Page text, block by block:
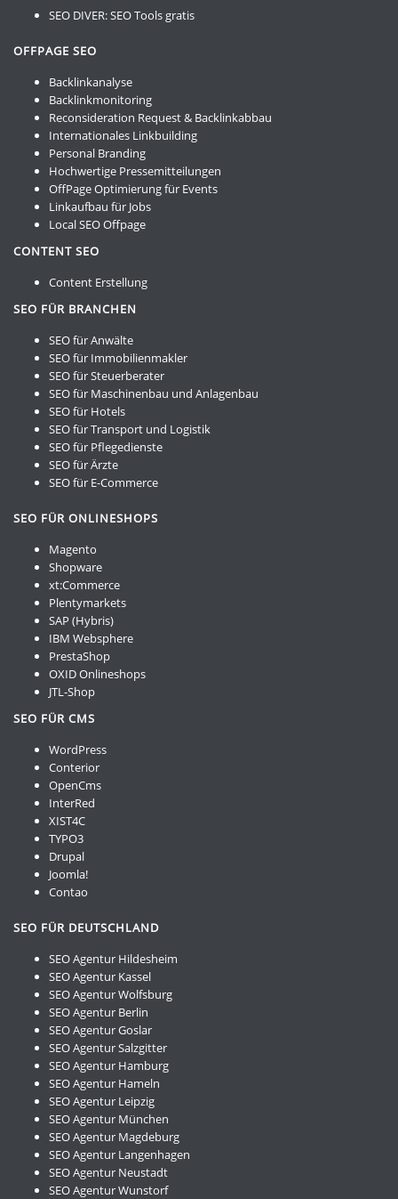
SEO DIVER:SEO Tools gratis
OFFPAGE SEO
Backlinkanalyse
Backlinkmonitoring
Reconsideration Request & Backlinkabbau
Internationales Linkbuilding
Personal Branding
Hochwertige Pressemitteilungen
OffPage Optimierung für Events
Linkaufbau für Jobs
Local SEO Offpage
CONTENT SEO
Content Erstellung
SEO FÜR BRANCHEN
SEO für Anwälte
SEO für Immobilienmakler
SEO für Steuerberater
SEO für Maschinenbau und Anlagenbau
SEO für Hotels
SEO für Transport und Logistik
SEO für Pflegedienste
SEO für Ärzte
SEO für E-Commerce
SEO FÜR ONLINESHOPS
Magento
Shopware
xt:Commerce
Plentymarkets
SAP (Hybris)
IBM Websphere
PrestaShop
OXID Onlineshops
JTL-Shop
SEO FÜR CMS
WordPress
Conterior
OpenCms
InterRed
XIST4C
TYPO3
Drupal
Joomla!
Contao
SEO FÜR DEUTSCHLAND
SEO Agentur Hildesheim
SEO Agentur Kassel
SEO Agentur Wolfsburg
SEO Agentur Berlin
SEO Agentur Goslar
SEO Agentur Salzgitter
SEO Agentur Hamburg
SEO Agentur Hameln
SEO Agentur Leipzig
SEO Agentur München
SEO Agentur Magdeburg
SEO Agentur Langenhagen
SEO Agentur Neustadt
SEO Agentur Wunstorf